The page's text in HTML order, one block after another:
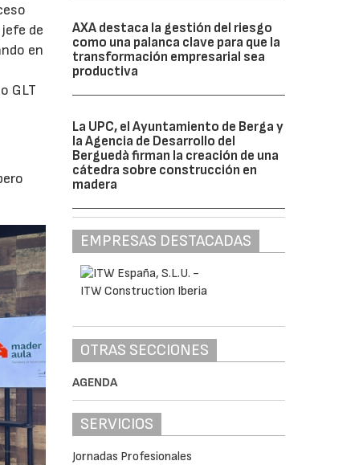
de
en
GLT
AXA destaca la gestión del riesgo
como una palanca clave para que la
transformación empresarial sea
productiva
La UPC, el Ayuntamiento de Berga y
la Agencia de Desarrollo del
Berguedà firman la creación de una
cátedra sobre construcción en
madera
EMPRESAS DESTACADAS
OTRAS SECCIONES
AGENDA
SERVICIOS
Jornadas Profesionales